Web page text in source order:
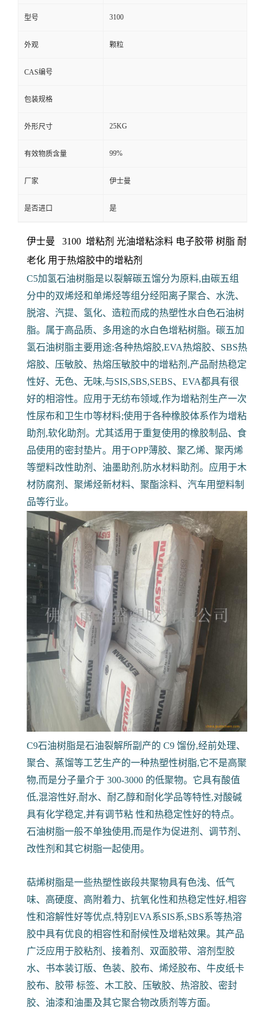
型号 3100
外观 颗粒
CAS编号
包装规格
外形尺寸 25KG
有效物质含量 99%
厂家 伊士曼
是否进口 是
伊士曼 3100 增粘剂 光油增粘涂料 电子胶带 树脂 耐
老化 用于热熔胶中的增粘剂
C5加氢石油树脂是以裂解碳五馏分为原料,由碳五组
分中的双烯烃和单烯烃等组分经阳离子聚合、水洗、
脱溶、汽提、氢化、造粒而成的热塑性水白色石油树
脂。属于高品质、多用途的水白色增粘树脂。碳五加
氢石油树脂主要用途:各种热熔胶,EVA热熔胶、SBS热
熔胶、压敏胶、热熔压敏胶中的增粘剂,产品耐热稳定
性好、无色、无味,与SIS,SBS,SEBS、EVA都具有很
好的相溶性。应用于无纺布领域,作为增粘剂生产一次
性尿布和卫生巾等材料;使用于各种橡胶体系作为增粘
助剂,软化助剂。尤其适用于重复使用的橡胶制品、食
品使用的密封垫片。用于OPP薄胶、聚乙烯、聚丙烯
等塑料改性助剂、油墨助剂,防水材料助剂。应用于木
材防腐剂、聚烯烃新材料、聚酯涂料、汽车用塑料制
品等行业。
C9石油树脂是石油裂解所副产的 C9 馏份,经前处理、
聚合、蒸馏等工艺生产的一种热塑性树脂,它不是高聚
物,而是分子量介于 300-3000 的低聚物。它具有酸值
低,混溶性好,耐水、耐乙醇和耐化学品等特性,对酸碱
具有化学稳定,并有调节粘 性和热稳定性好的特点。
石油树脂一般不单独使用,而是作为促进剂、调节剂、
改性剂和其它树脂一起使用。
萜烯树脂是一些热塑性嵌段共聚物具有色浅、低气
味、高硬度、高附着力、抗氧化性和热稳定性好,相容
性和溶解性好等优点,特别EVA系SIS系,SBS系等热溶
胶中具有优良的相容性和耐候性及增粘效果。其产品
广泛应用于胶粘剂、接着剂、双面胶带、溶剂型胶
水、书本装订版、色装、胶布、烯烃胶布、牛皮纸卡
胶布、胶带 标签、木工胶、压敏胶、热溶胶、密封
胶、油漆和油墨及其它聚合物改质剂等方面。